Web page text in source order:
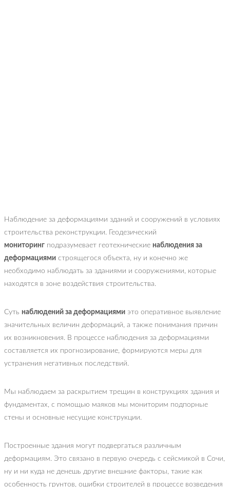
Наблюдение за деформациями зданий и сооружений в условиях
строительства реконструкции. Геодезический
мониторинг подразумевает геотехнические наблюдения за
деформациями строящегося объекта, ну и конечно же
необходимо наблюдать за зданиями и сооружениями, которые
находятся в зоне воздействия строительства.
Суть наблюдений за деформациями это оперативное выявление
значительных величин деформаций, а также понимания причин
их возникновения. В процессе наблюдения за деформациями
составляется их прогнозирование, формируются меры для
устранения негативных последствий.
Мы наблюдаем за раскрытием трещин в конструкциях здания и
фундаментах, с помощью маяков мы мониторим подпорные
стены и основные несущие конструкции.
Построенные здания могут подвергаться различным
деформациям. Это связано в первую очередь с сейсмикой в Сочи,
ну и ни куда не денешь другие внешние факторы, такие как
особенность грунтов, ошибки строителей в процессе возведения